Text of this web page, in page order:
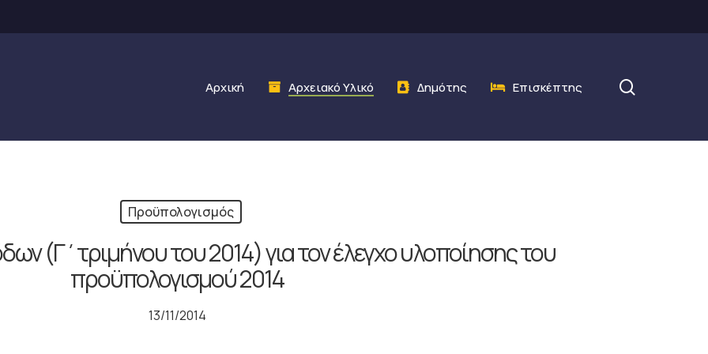
Αρχική Αρχειακό Υλικό Δημότης Επισκέπτης
Προϋπολογισμός
(Γ΄τριμήνου του 2014) για τον έλεγχο υλοποίησης του
προϋπολογισμού 2014
13/11/2014